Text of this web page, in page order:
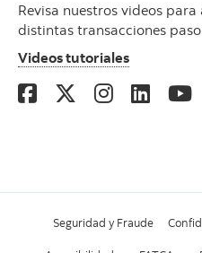
Revisa nuestros videos
distintas transacciones
Videos tutoriales
Seguridad y Fraude